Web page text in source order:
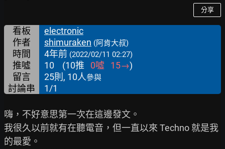
分享
看板
electronic
作者
shimuraken (阿肯大叔)
時間 4年前 (2022/02/11 02:27)
推噓 10 (10推 0噓 15→)
留言
25則, 10人參與
討論串 1/1
嗨，不好意思第一次在這邊發文。
我很久以前就有在聽電音，但一直以來 Techno 就是我
的最愛。